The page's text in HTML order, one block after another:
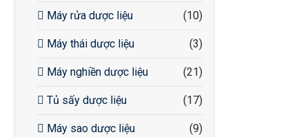
Máy rửa dược liệu (10)
Máy thái dược liệu (3)
Máy nghiền dược liệu (21)
Tủ sấy dược liệu (17)
Máy sao dược liệu (9)